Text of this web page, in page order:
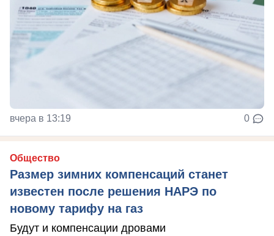
вчера в 13:19 0
Общество
Размер зимних компенсаций станет
известен после решения НАРЭ по
новому тарифу на газ
Будут и компенсации дровами